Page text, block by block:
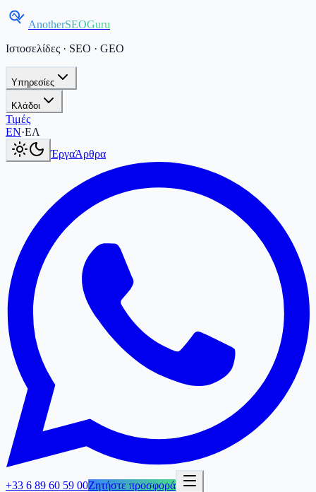
AnotherSEOGuru
Ιστοσελίδες · SEO · GEO
Υπηρεσίες
Κλάδοι
Τιμές
EN·ΕΛ
ΈργαΆρθρα
+33 6 89 60 59 00Ζητήστε προσφορά